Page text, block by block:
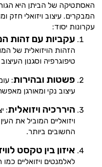
האסתטיקה של הביתן היא
המבקרים. עיצוב ויזואלי
עקרונות יסוד:
עקביות עם זהות
הזהות הויזואלית של
טיפוגרפיה וסגנון
פשטות ובהירות:
עיצוב נקי ומאורגן
היררכיה ויזואלית:
ויזואליים המוביל את
החשובים ביותר.
איזון בין טקסט
לאלמנטים ויזואליים